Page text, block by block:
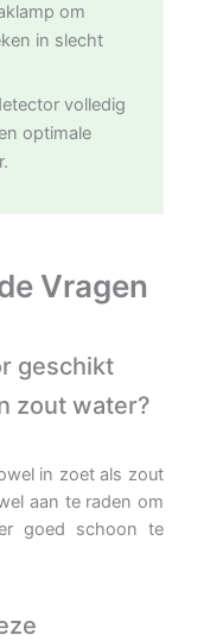
om
in slecht
volledig
optimale
Vragen
geschikt
zout water?
in zoet als zout
aan te raden om
goed schoon te